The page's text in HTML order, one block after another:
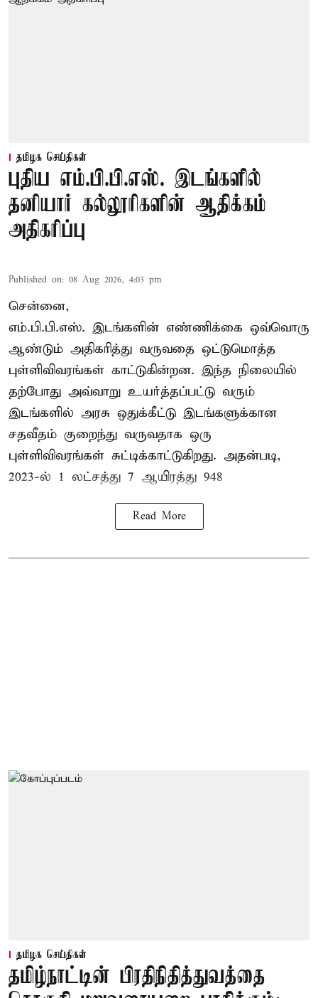
தமிழக செய்திகள்
புதிய எம்.பி.பி.எஸ். இடங்களில்
தனியார் கல்லூரிகளின் ஆதிக்கம்
அதிகரிப்பு
Published on: 08 Aug 2026, 4:03 pm
சென்னை,
எம்.பி.பி.எஸ். இடங்களின் எண்ணிக்கை ஒவ்வொரு
ஆண்டும் அதிகரித்து வருவதை ஒட்டுமொத்த
புள்ளிவிவரங்கள் காட்டுகின்றன. இந்த நிலையில்
தற்போது அவ்வாறு உயர்த்தப்பட்டு வரும்
இடங்களில் அரசு ஒதுக்கீட்டு இடங்களுக்கான
சதவீதம் குறைந்து வருவதாக ஒரு
புள்ளிவிவரங்கள் சுட்டிக்காட்டுகிறது. அதன்படி,
2023-ல் 1 லட்சத்து 7 ஆயிரத்து 948
Read More
தமிழக செய்திகள்
தமிழ்நாட்டின் பிரதிநிதித்துவத்தை